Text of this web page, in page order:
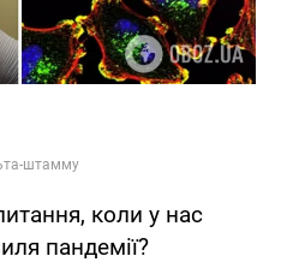
коли у нас
пандемії?